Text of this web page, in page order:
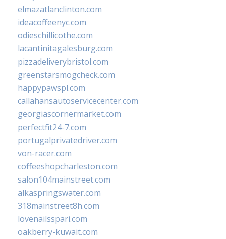
elmazatlanclinton.com
ideacoffeenyc.com
odieschillicothe.com
lacantinitagalesburg.com
pizzadeliverybristol.com
greenstarsmogcheck.com
happypawspl.com
callahansautoservicecenter.com
georgiascornermarket.com
perfectfit24-7.com
portugalprivatedriver.com
von-racer.com
coffeeshopcharleston.com
salon104mainstreet.com
alkaspringswater.com
318mainstreet8h.com
lovenailsspari.com
oakberry-kuwait.com